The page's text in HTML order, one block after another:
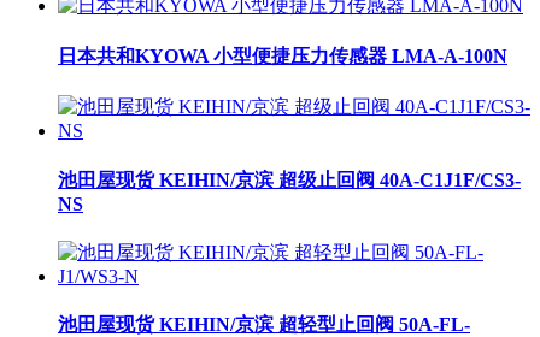
日本共和KYOWA 小型便捷压力传感器 LMA-A-100N
池田屋现货 KEIHIN/京滨 超级止回阀 40A-C1J1F/CS3-
NS
池田屋现货 KEIHIN/京滨 超轻型止回阀 50A-FL-